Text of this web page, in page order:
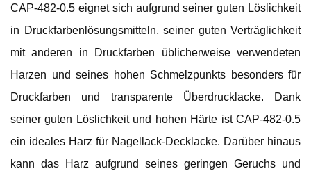
CAP-482-0.5 eignet sich aufgrund seiner guten Löslichkeit
in Druckfarbenlösungsmitteln, seiner guten Verträglichkeit
mit anderen in Druckfarben üblicherweise verwendeten
Harzen und seines hohen Schmelzpunkts besonders für
Druckfarben und transparente Überdrucklacke. Dank
seiner guten Löslichkeit und hohen Härte ist CAP-482-0.5
ein ideales Harz für Nagellack-Decklacke. Darüber hinaus
kann das Harz aufgrund seines geringen Geruchs und